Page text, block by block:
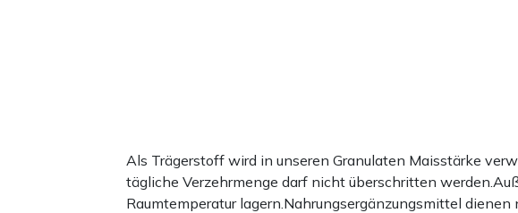
Als Trägerstoff wird in unseren Granulaten Maisstärke
tägliche Verzehrmenge darf nicht überschritten
Raumtemperatur lagern.Nahrungsergänzungsmittel